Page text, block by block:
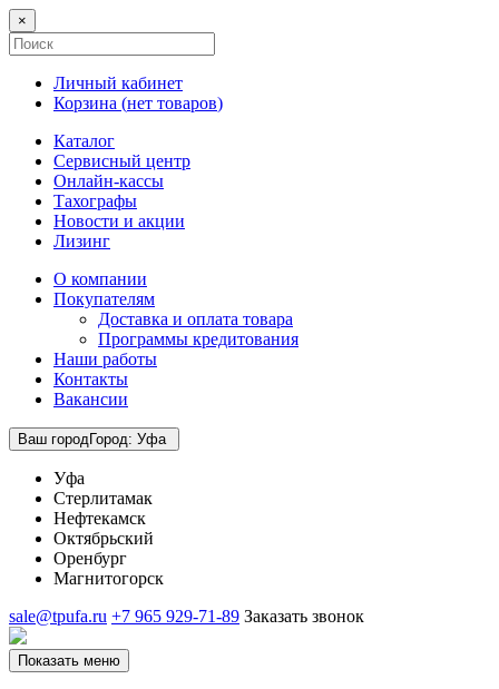
×
Личный кабинет
Корзина (нет товаров)
Каталог
Сервисный центр
Онлайн-кассы
Тахографы
Новости и акции
Лизинг
О компании
Покупателям
Доставка и оплата товара
Программы кредитования
Наши работы
Контакты
Вакансии
Ваш городГород: Уфа
Уфа
Стерлитамак
Нефтекамск
Октябрьский
Оренбург
Магнитогорск
sale@tpufa.ru +7 965 929-71-89 Заказать звонок
Показать меню